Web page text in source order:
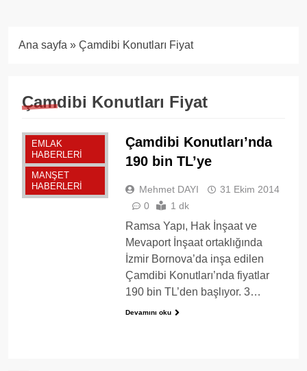
Ana sayfa » Çamdibi Konutları Fiyat
Çamdibi Konutları Fiyat
EMLAK
HABERLERI
MANŞET
HABERLERI
Çamdibi Konutları’nda
190 bin TL’ye
Mehmet DAYI
31 Ekim 2014
0
1 dk
Ramsa Yapı, Hak İnşaat ve
Mevaport İnşaat ortaklığında
İzmir Bornova’da inşa edilen
Çamdibi Konutları’nda fiyatlar
190 bin TL’den başlıyor. 3…
Devamını oku